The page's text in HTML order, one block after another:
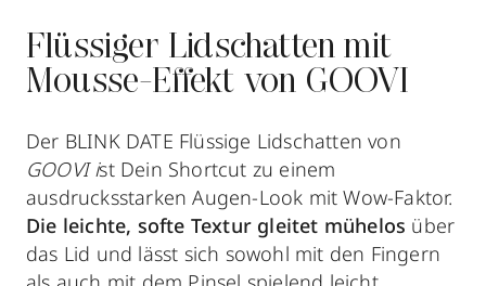
Flüssiger Lidschatten mit
Mousse-Effekt von GOOVI
Der BLINK DATE Flüssige Lidschatten von
GOOVI ist Dein Shortcut zu einem
ausdrucksstarken Augen-Look mit Wow-Faktor.
Die leichte, softe Textur gleitet mühelos über
das Lid und lässt sich sowohl mit den Fingern